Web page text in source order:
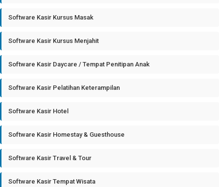
Software Kasir Kursus Masak
Software Kasir Kursus Menjahit
Software Kasir Daycare / Tempat Penitipan Anak
Software Kasir Pelatihan Keterampilan
Software Kasir Hotel
Software Kasir Homestay & Guesthouse
Software Kasir Travel & Tour
Software Kasir Tempat Wisata